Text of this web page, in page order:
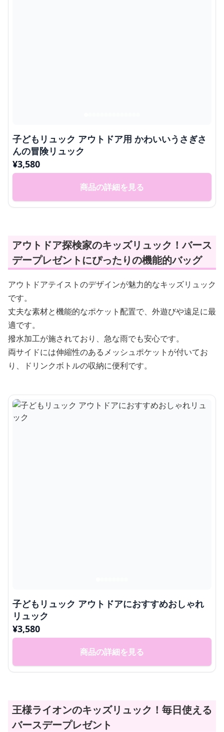
子どもリュック アウトドア用 かわいいうさぎさ
んの冒険リュック
¥3,580
商品の詳細を見る
アウトドア探検家のキッズリュック！バース
デープレゼントにぴったりの機能的バッグ
アウトドアテイストのデザインが魅力的なキッズリュック
です。
丈夫な素材と機能的なポケット配置で、外遊びや遠足に最
適です。
撥水加工が施されており、急な雨でも安心です。
両サイドには伸縮性のあるメッシュポケットが付いてお
り、ドリンクボトルの収納に便利です。
子どもリュック アウトドアにおすすめおしゃれ
リュック
¥3,580
商品の詳細を見る
王様ライオンのキッズリュック！毎日使える
バースデープレゼント